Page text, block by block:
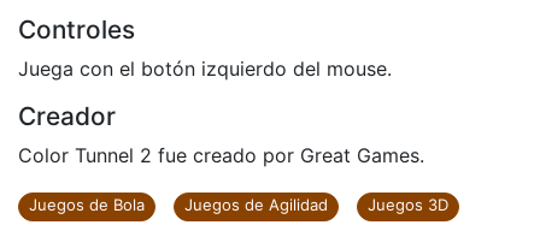
Controles
Juega con el botón izquierdo del mouse.
Creador
Color Tunnel 2 fue creado por Great Games.
Juegos de Bola Juegos de Agilidad Juegos 3D